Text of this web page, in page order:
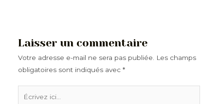
Laisser un commentaire
Votre adresse e-mail ne sera pas publiée.
Les champs
obligatoires sont indiqués avec *